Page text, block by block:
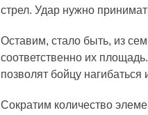
стрел. Удар нужно
Оставим, стало быть, из
соответственно их
позволят бойцу нагибаться
Сократим количество